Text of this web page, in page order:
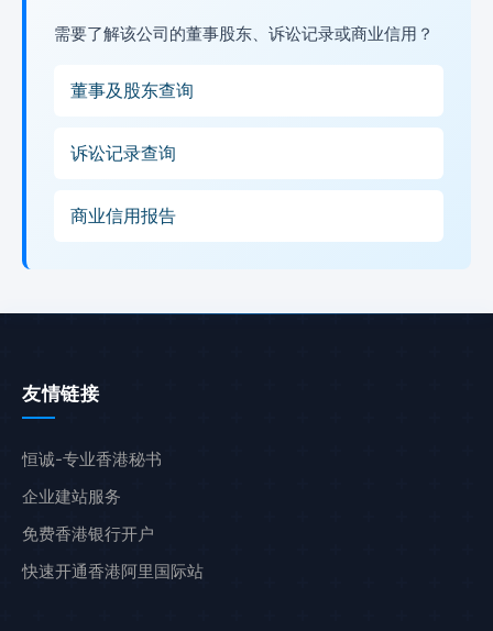
需要了解该公司的董事股东、诉讼记录或商业信用？
董事及股东查询
诉讼记录查询
商业信用报告
友情链接
恒诚-专业香港秘书
企业建站服务
免费香港银行开户
快速开通香港阿里国际站